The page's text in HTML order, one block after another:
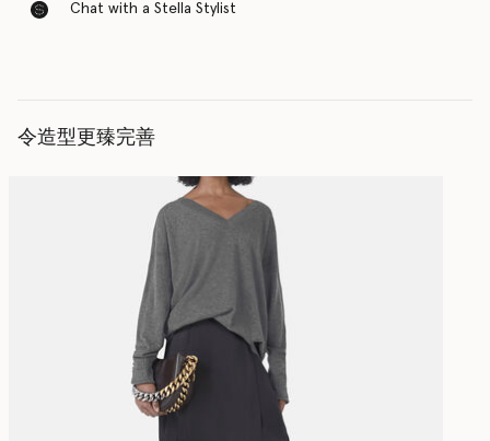
Chat with a Stella Stylist
令造型更臻完善